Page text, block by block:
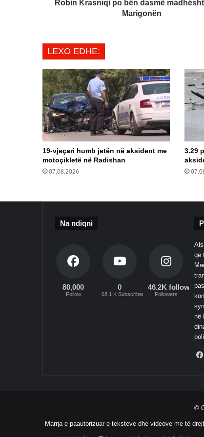
Robin Krasniqi po bën dasmë
Marigonën
LEXO EDHE:
19-vjeçari humb jetën në aksident me
motoçikletë në Radishan
07.08.2026
3.29
Na ndiqni
80,000
Follow
0
68.1 K Subscribers
46.2K followers
Followers
që
në
©
Marrja e paautorizuar e teksteve dhe videove me të